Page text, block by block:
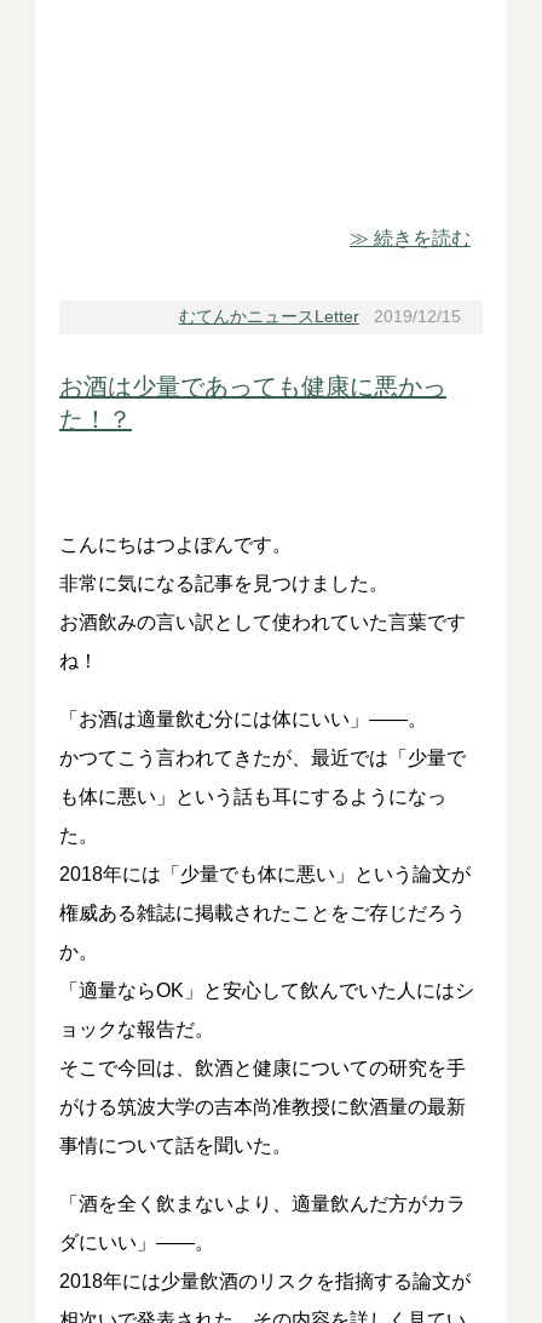
≫ 続きを読む
むてんかニュースLetter2019/12/15
お酒は少量であっても健康に悪かっ
た！？
こんにちはつよぽんです。
非常に気になる記事を見つけました。
お酒飲みの言い訳として使われていた言葉です
ね！
「お酒は適量飲む分には体にいい」――。
かつてこう言われてきたが、最近では「少量で
も体に悪い」という話も耳にするようになっ
た。
2018年には「少量でも体に悪い」という論文が
権威ある雑誌に掲載されたことをご存じだろう
か。
「適量ならOK」と安心して飲んでいた人にはシ
ョックな報告だ。
そこで今回は、飲酒と健康についての研究を手
がける筑波大学の吉本尚准教授に飲酒量の最新
事情について話を聞いた。
「酒を全く飲まないより、適量飲んだ方がカラ
ダにいい」――。
2018年には少量飲酒のリスクを指摘する論文が